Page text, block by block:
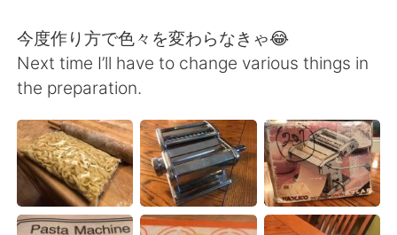
今度作り方で色々を変わらなきゃ😂
Next time I’ll have to change various things in
the preparation.